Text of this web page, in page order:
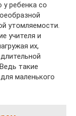
ребенка со
утомляемости.
учителя и
их,
такие
маленького